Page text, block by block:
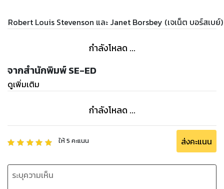
Robert Louis Stevenson และ Janet Borsbey (เจเน็ต บอร์สเบย์
กำลังโหลด ...
จากสำนักพิมพ์ SE-ED
ดูเพิ่มเติม
กำลังโหลด ...
ให้5 คะแนน ส่งคะแนน